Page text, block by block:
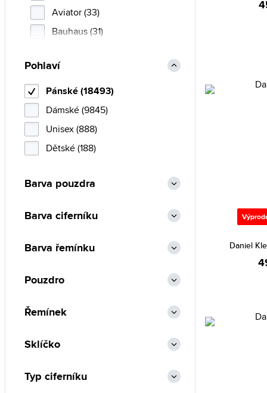
Daniel
Aviator (33)
Bauhaus (31)
Boccia Titanium (169)
Breil (1)
Bulova (102)
Burberry (2)
Calvin Klein (91)
Casio (2458)
Christian Lacroix (23)
CIGA Design (28)
Cluse (20)
Daniel Wellington (63)
Elysee (1)
Pohlaví
Pánské (18493)
Dámské (9845)
Unisex (888)
Dětské (188)
Barva pouzdra
Barva ciferníku
Barva řemínku
Pouzdro
Řemínek
Sklíčko
Typ ciferníku